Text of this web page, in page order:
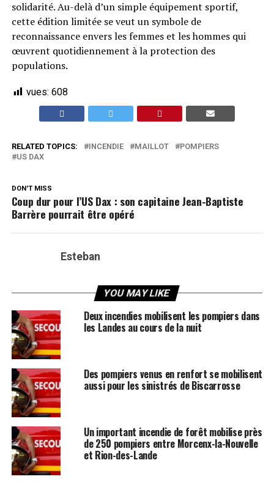
solidarité. Au-delà d’un simple équipement sportif,
cette édition limitée se veut un symbole de
reconnaissance envers les femmes et les hommes qui
œuvrent quotidiennement à la protection des
populations.
vues: 608
RELATED TOPICS: INCENDIE MAILLOT
POMPIERS
US DAX
DON'T MISS
Coup dur pour l’US Dax : son capitaine Jean-Baptiste
Barrère pourrait être opéré
Esteban
YOU MAY LIKE
Deux incendies mobilisent les pompiers dans
les Landes au cours de la nuit
Des pompiers venus en renfort se mobilisent
aussi pour les sinistrés de Biscarrosse
Un important incendie de forêt mobilise près
de 250 pompiers entre Morcenx-la-Nouvelle
et Rion-des-Lande